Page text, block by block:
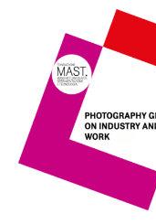
GIURIA
EDIZIONE IN
EDIZIONI
FONDAZIONE